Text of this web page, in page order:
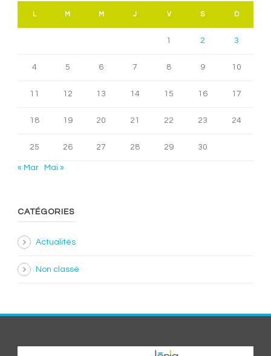
L M M J V S D
1 2 3
4 5 6 7 8 9 10
11 12 13 14 15 16 17
18 19 20 21 22 23 24
25 26 27 28 29 30
« Mar Mai »
CATÉGORIES
Actualités
Non classé